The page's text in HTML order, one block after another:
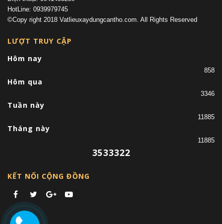
HotLine: 0939979745
©Copy right 2018 Vatlieuxaydungcantho.com. All Rights Reserved
LƯỢT TRUY CẬP
Hôm nay
858
Hôm qua
3346
Tuần này
11885
Tháng này
11885
3533322
KẾT NỐI CỘNG ĐỒNG